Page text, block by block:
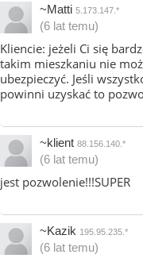
~Matti 5.173.147.*
(6 lat temu)
Kliencie: jeżeli Ci się
takim mieszkaniu nie
ubezpieczyć. Jeśli
powinni uzyskać to
~klient 88.156.140.*
(6 lat temu)
jest pozwolenie!!!SUPER
~Kazik 195.95.235.*
(6 lat temu)